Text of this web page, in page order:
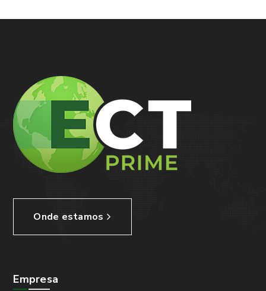
Onde estamos
Empresa